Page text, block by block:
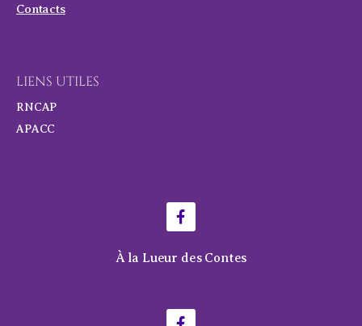
Contacts
LIENS UTILES
RNCAP
APACC
À la Lueur des Contes